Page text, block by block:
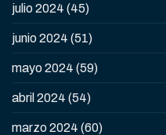
julio 2024 (45)
junio 2024 (51)
mayo 2024 (59)
abril 2024 (54)
marzo 2024 (60)